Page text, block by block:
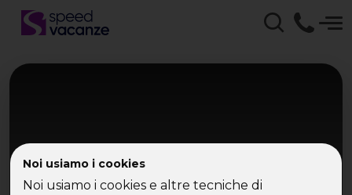
Noi usiamo i cookies
Noi usiamo i cookies e altre tecniche di